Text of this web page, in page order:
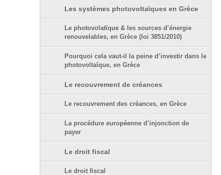
Les systèmes photovoltaïques en Grèce
Le photovolatïque & les sources d’énergie
renouvelables, en Grèce (loi 3851/2010)
Pourquoi cela vaut-il la peine d’investir dans le
photovoltaïque, en Grèce
Le recouvrement de créances
Le recouvrement des créances, en Grèce
La procédure européenne d’injonction de
payer
Le droit fiscal
Le droit fiscal